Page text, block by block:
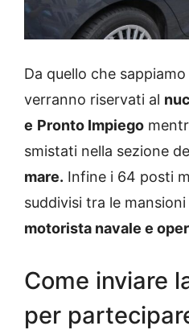
Da quello che
verranno riservati al
e Pronto Impiego
smistati nella sezione
mare. Infine i 64 posti
suddivisi tra le mansioni
motorista navale e
Come inviare
per